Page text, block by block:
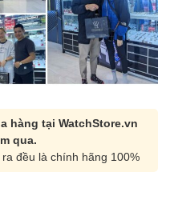
hàng tại WatchStore.vn
qua.
đều là chính hãng 100%
Casio Nam MTS-